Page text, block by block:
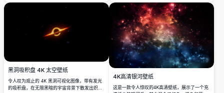
黑洞吸积盘 4K 太空壁纸
令人叹为观止的 4K 黑洞可视化图像，带有发光
的吸积盘，在无限黑暗的宇宙背景下散发出炽热
4K高清银河壁纸
这是一款令人惊叹的4K高清壁纸，展示了一个充